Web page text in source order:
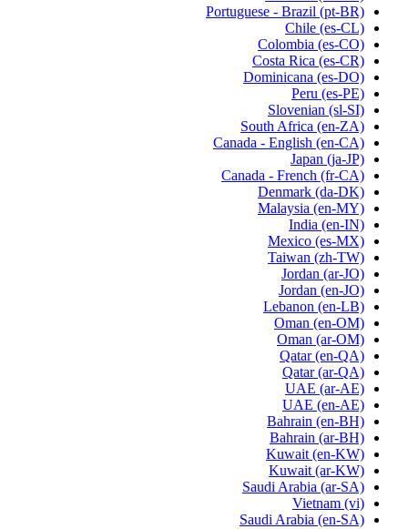
Portuguese - Brazil (pt-BR)
Chile (es-CL)
Colombia (es-CO)
Costa Rica (es-CR)
Dominicana (es-DO)
Peru (es-PE)
Slovenian (sl-SI)
South Africa (en-ZA)
Canada - English (en-CA)
Japan (ja-JP)
Canada - French (fr-CA)
Denmark (da-DK)
Malaysia (en-MY)
India (en-IN)
Mexico (es-MX)
Taiwan (zh-TW)
Jordan (ar-JO)
Jordan (en-JO)
Lebanon (en-LB)
Oman (en-OM)
Oman (ar-OM)
Qatar (en-QA)
Qatar (ar-QA)
UAE (ar-AE)
UAE (en-AE)
Bahrain (en-BH)
Bahrain (ar-BH)
Kuwait (en-KW)
Kuwait (ar-KW)
Saudi Arabia (ar-SA)
Vietnam (vi)
Saudi Arabia (en-SA)